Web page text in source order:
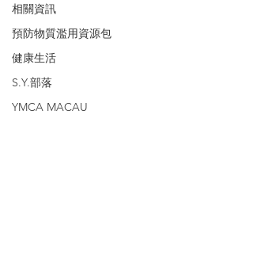
相關資訊
預防物質濫用資源包
健康生活
S.Y.部落
YMCA MACAU